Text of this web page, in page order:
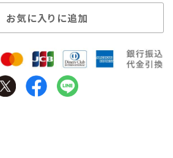
お気に入りに追加